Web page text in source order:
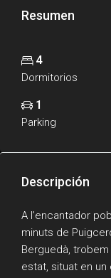
Resumen
4
Dormitorios
1
Parking
Descripción
A l’encantador
minuts de
Berguedà,
estat, situat en un